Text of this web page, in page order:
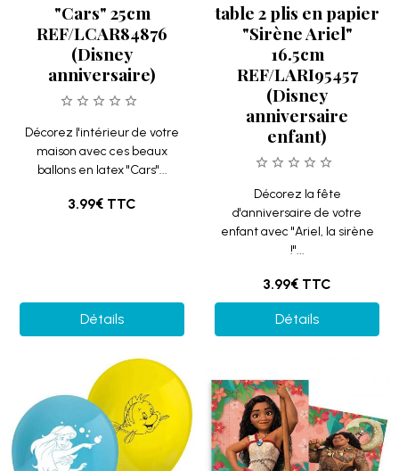
"Cars" 25cm
REF/LCAR84876
(Disney
anniversaire)
Décorez l'intérieur de votre
maison avec ces beaux
ballons en latex "Cars"...
3.99€ TTC
Détails
table 2 plis en papier
"Sirène Ariel"
16.5cm
REF/LARI95457
(Disney
anniversaire
enfant)
Décorez la fête
d'anniversaire de votre
enfant avec "Ariel, la sirène
!"...
3.99€ TTC
Détails